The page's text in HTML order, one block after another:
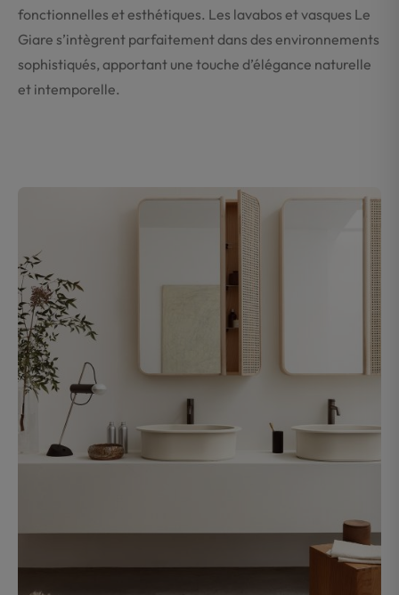
fonctionnelles et esthétiques. Les lavabos et vasques Le
Giare s’intègrent parfaitement dans des environnements
sophistiqués, apportant une touche d’élégance naturelle
et intemporelle.